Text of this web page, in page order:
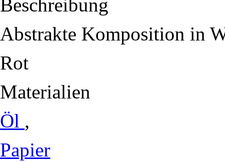
Beschreibung
Abstrakte Komposition in
Rot
Materialien
Öl ,
Papier